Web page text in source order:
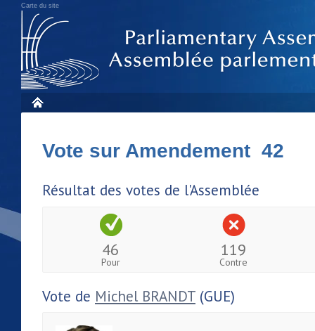
Carte du site
Vote sur Amendement 42
Résultat des votes de l'Assemblée
46
Pour
119
Contre
Vote de Michel BRANDT (GUE)